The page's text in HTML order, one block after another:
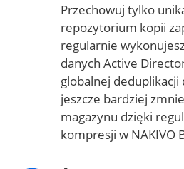
Przechowuj tylko
repozytorium kopii
regularnie
danych Active
globalnej deduplikacji
jeszcze bardziej
magazynu dzięki
kompresji w NAKIVO